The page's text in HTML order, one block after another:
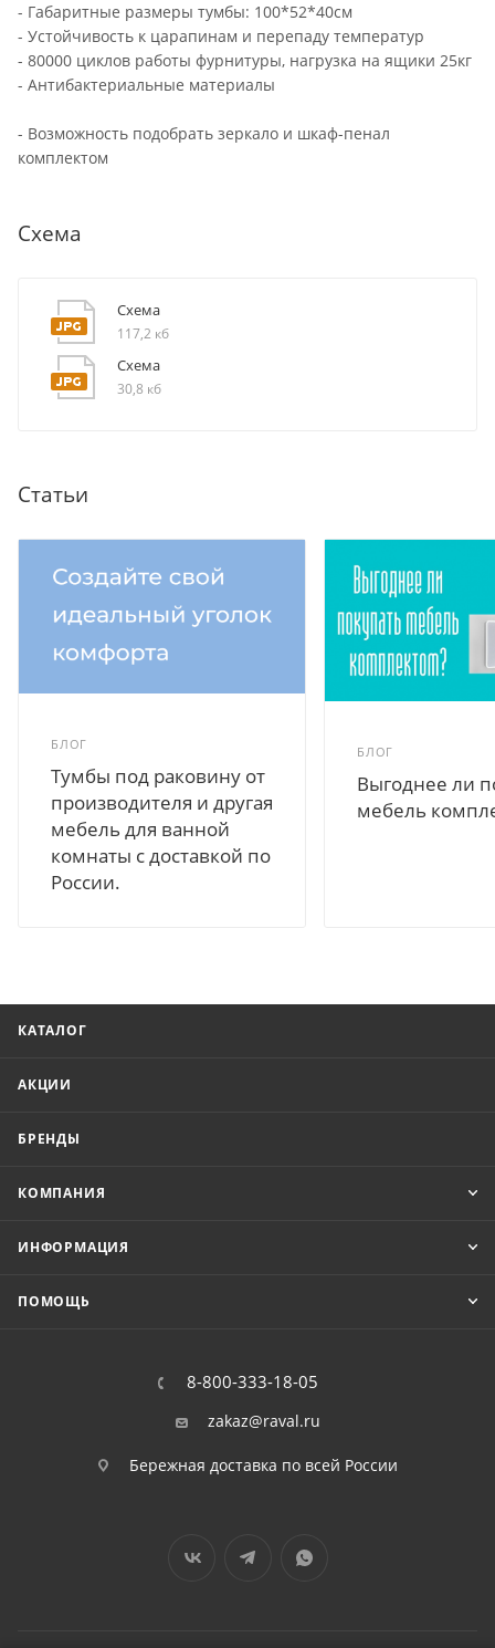
- Габаритные размеры тумбы: 100*52*40см
- Устойчивость к царапинам и перепаду температур
- 80000 циклов работы фурнитуры, нагрузка на ящики 25кг
- Антибактериальные материалы
- Возможность подобрать зеркало и шкаф-пенал
комплектом
Схема
Схема
117,2 кб
Схема
30,8 кб
Статьи
БЛОГ
Тумбы под раковину от
производителя и другая
мебель для ванной
комнаты с доставкой по
России.
БЛОГ
Выгоднее ли
мебель
КАТАЛОГ
АКЦИИ
БРЕНДЫ
КОМПАНИЯ
ИНФОРМАЦИЯ
ПОМОЩЬ
8-800-333-18-05
zakaz@raval.ru
Бережная доставка по всей России